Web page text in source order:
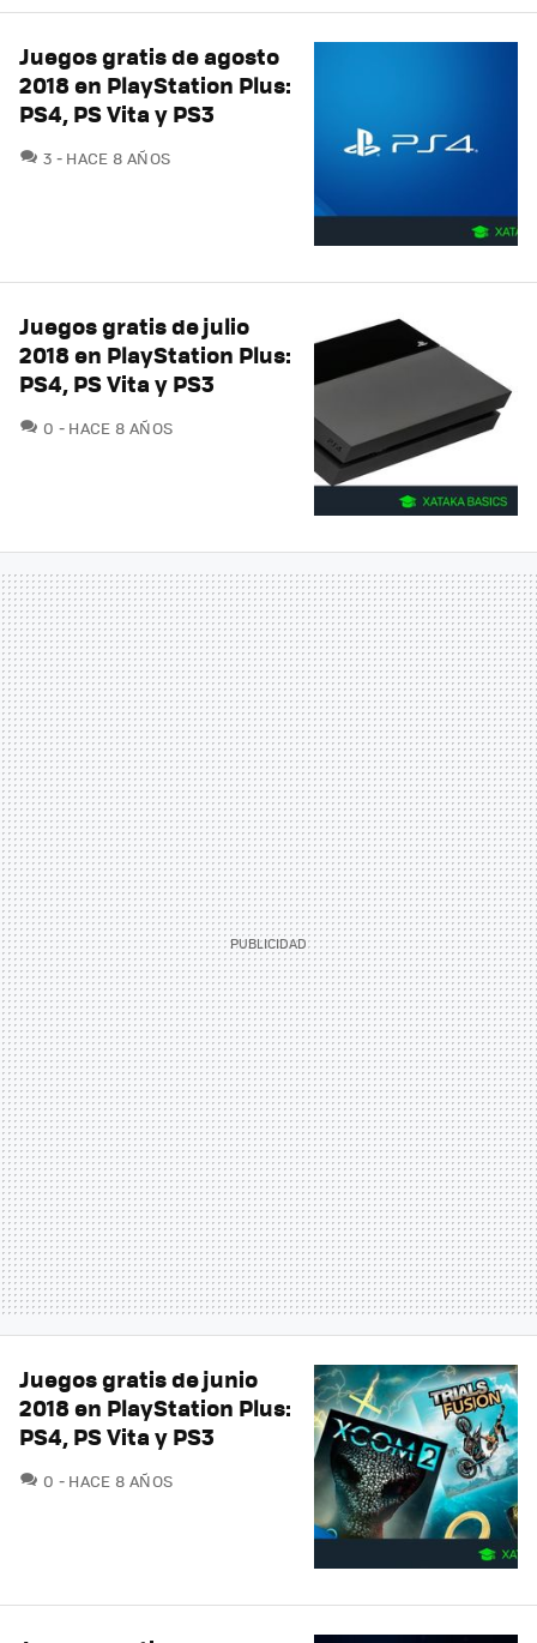
Juegos gratis de agosto
2018 en PlayStation Plus:
PS4, PS Vita y PS3
3 COMENTARIOS
HACE 8 AÑOS
Juegos gratis de julio
2018 en PlayStation Plus:
PS4, PS Vita y PS3
0 COMENTARIOS
HACE 8 AÑOS
Juegos gratis de junio
2018 en PlayStation Plus:
PS4, PS Vita y PS3
0 COMENTARIOS
HACE 8 AÑOS